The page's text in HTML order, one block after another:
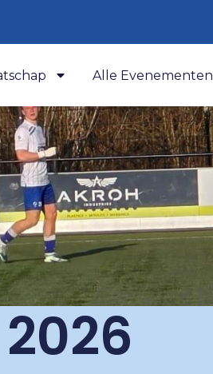
Alle Evenementen